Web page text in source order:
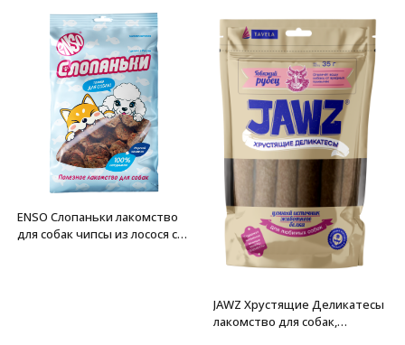
ENSO Слопаньки лакомство
для собак чипсы из лосося с
JAWZ Хрустящие Деликатесы
лакомство для собак,